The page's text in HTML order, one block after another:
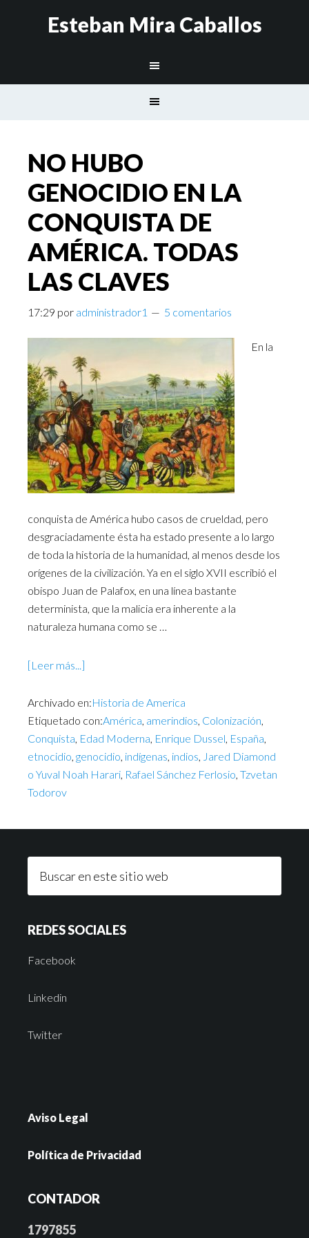
Esteban Mira Caballos
NO HUBO
GENOCIDIO EN LA
CONQUISTA DE
AMÉRICA. TODAS
LAS CLAVES
17:29 por administrador1 5 comentarios
En la
conquista de América hubo casos de crueldad, pero
desgraciadamente ésta ha estado presente a lo largo
de toda la historia de la humanidad, al menos desde los
orígenes de la civilización. Ya en el siglo XVII escribió el
obispo Juan de Palafox, en una línea bastante
determinista, que la malicia era inherente a la
naturaleza humana como se …
[Leer más...]
Archivado en:Historia de America
Etiquetado con:América, amerindios, Colonización,
Conquista, Edad Moderna, Enrique Dussel, España,
etnocidio, genocidio, indígenas, indios, Jared Diamond
o Yuval Noah Harari, Rafael Sánchez Ferlosio, Tzvetan
Todorov
REDES SOCIALES
Facebook
Linkedin
Twitter
Aviso Legal
Política de Privacidad
CONTADOR
1797855